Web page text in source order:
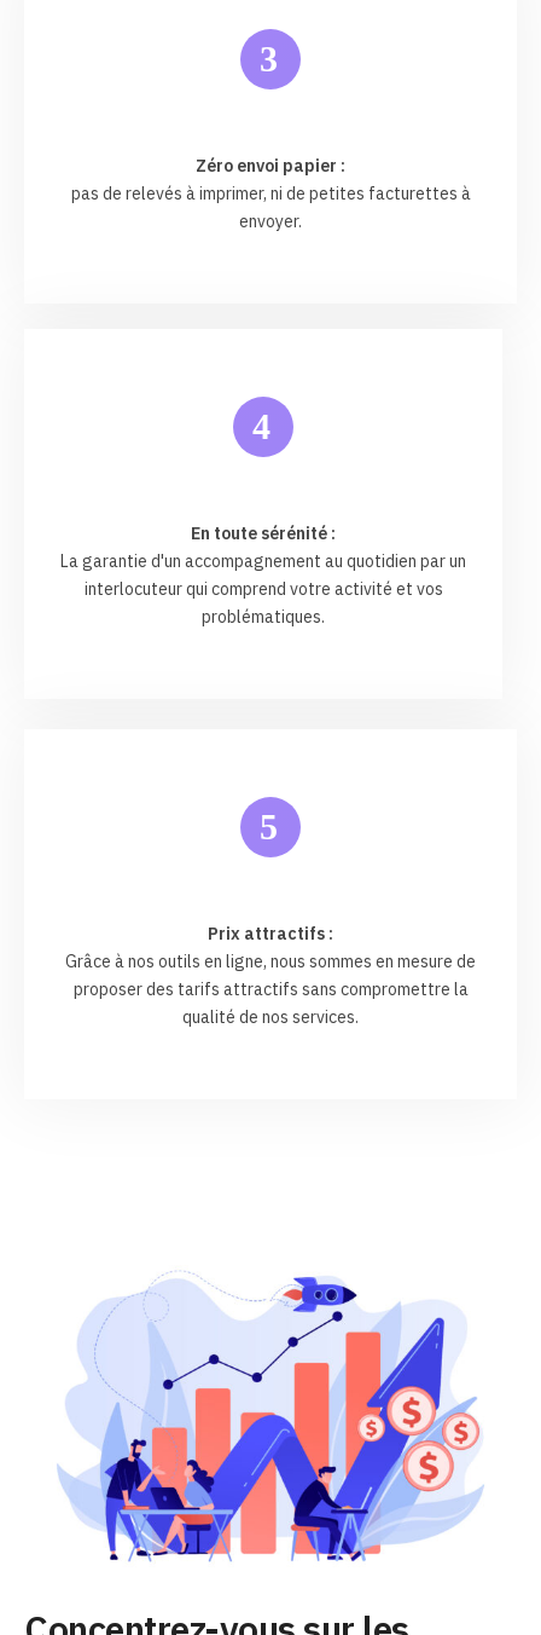
3
Zéro envoi papier :
pas de relevés à imprimer, ni de petites facturettes à
envoyer.
4
En toute sérénité :
La garantie d'un accompagnement au quotidien par un
interlocuteur qui comprend votre activité et vos
problématiques.
5
Prix attractifs :
Grâce à nos outils en ligne, nous sommes en mesure de
proposer des tarifs attractifs sans compromettre la
qualité de nos services.